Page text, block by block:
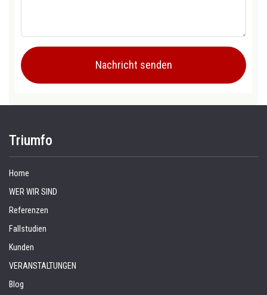
Triumfo
Home
WER WIR SIND
Referenzen
Fallstudien
Kunden
VERANSTALTUNGEN
Blog